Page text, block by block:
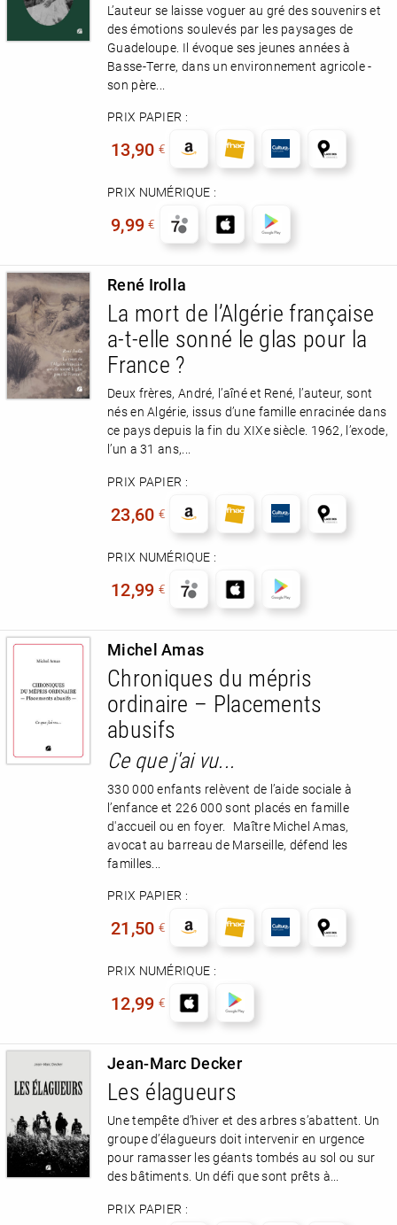
L’auteur se laisse voguer au gré des souvenirs et
des émotions soulevés par les paysages de
Guadeloupe. Il évoque ses jeunes années à
Basse-Terre, dans un environnement agricole -
son père...
PRIX PAPIER :
13,90 €
PRIX NUMÉRIQUE :
9,99 €
René Irolla
La mort de l’Algérie française
a-t-elle sonné le glas pour la
France ?
Deux frères, André, l’aîné et René, l’auteur, sont
nés en Algérie, issus d’une famille enracinée dans
ce pays depuis la fin du XIXe siècle. 1962, l’exode,
l’un a 31 ans,...
PRIX PAPIER :
23,60 €
PRIX NUMÉRIQUE :
12,99 €
Michel Amas
Chroniques du mépris
ordinaire – Placements
abusifs
Ce que j'ai vu...
330 000 enfants relèvent de l’aide sociale à
l’enfance et 226 000 sont placés en famille
d'accueil ou en foyer. Maître Michel Amas,
avocat au barreau de Marseille, défend les
familles...
PRIX PAPIER :
21,50 €
PRIX NUMÉRIQUE :
12,99 €
Jean-Marc Decker
Les élagueurs
Une tempête d’hiver et des arbres s’abattent. Un
groupe d’élagueurs doit intervenir en urgence
pour ramasser les géants tombés au sol ou sur
des bâtiments. Un défi que sont prêts à...
PRIX PAPIER :